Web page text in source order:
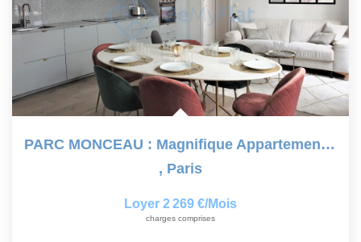
PARC MONCEAU : Magnifique Appartement 2 Pièces Meublé
, Paris
Loyer 2 269 €/mois
charges comprises